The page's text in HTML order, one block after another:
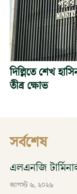
দিল্লিতে শেখ
তীব্র ক্ষোভ
সর্বশেষ
এলএনজি
আগস্ট ৬, ২০২৬